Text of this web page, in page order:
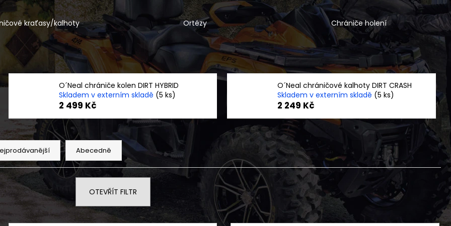
kraťasy/kalhoty Ortézy Chrániče holení
O´Neal chrániče kolen DIRT HYBRID
Skladem v externím skladě (5 ks)
2 499 Kč
O´Neal chráničové kalhoty DIRT CRASH
Skladem v externím skladě (5 ks)
2 249 Kč
Abecedně
OTEVŘÍT FILTR
SKÚTRU
1 900 Kč
NF 2210 TEXTILNÍ BUNDA DLOUHÁ ČERNO
ŠEDO ZELENÝ REFLEX
2 720 Kč